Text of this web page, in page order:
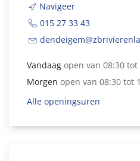
Navigeer
015 27 33 43
Vandaag open van 08:30 tot
Morgen open van 08:30 tot
Alle openingsuren